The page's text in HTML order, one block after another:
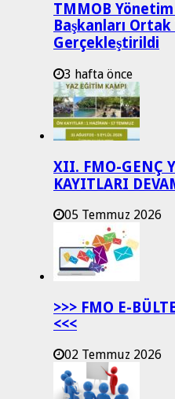
TMMOB
Başkanları Ortak
Gerçekleştirildi
3 hafta önce
XII. FMO-GENÇ
KAYITLARI
05 Temmuz 2026
>>> FMO E-
<<<
02 Temmuz 2026